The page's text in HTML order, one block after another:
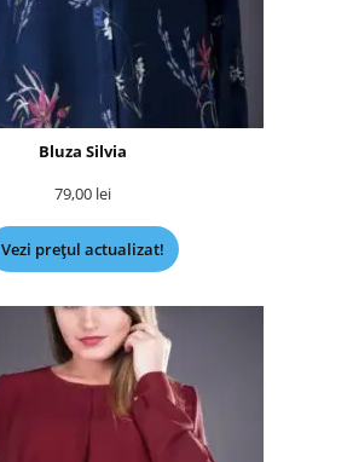
Bluza Silvia
79,00 lei
Vezi prețul actualizat!